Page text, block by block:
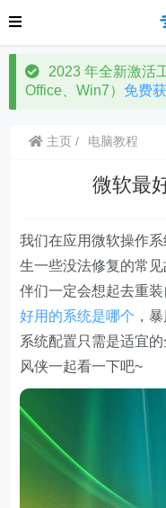
2023 年全新激活
Office、Win7） 免费
主页 电脑教程
微软最
我们在应用微软操作
生一些没法修复的常
伴们一定会想起去重
好用的系统是哪个 ，
系统配置只需是适宜
风侠一起看一下吧~